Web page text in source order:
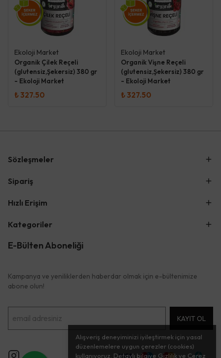
Alışveriş deneyiminizi iyileştirmek için yasal
düzenlemelere uygun çerezler (cookies)
kullanıyoruz. Detaylı bilgiye Gizlilik ve Çerez
Ekoloji Market
Organik Çilek Reçeli
(glutensiz,Şekersiz) 380 gr
- Ekoloji Market
₺ 327.50
Ekoloji Market
Organik Vişne Reçeli
(glutensiz,Şekersiz) 380 gr
- Ekoloji Market
₺ 327.50
Sözleşmeler
Sipariş
Hızlı Erişim
Kategoriler
E-Bülten Aboneliği
Kampanya ve yeniliklerden haberdar olmak için e-bültenimize
abone olun!
KAYIT OL